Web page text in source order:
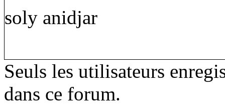
soly anidjar
Seuls les utilisateurs
dans ce forum.